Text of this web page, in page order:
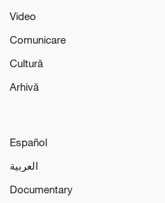
Video
Comunicare
Cultură
Arhivă
Español
العربية
Documentary